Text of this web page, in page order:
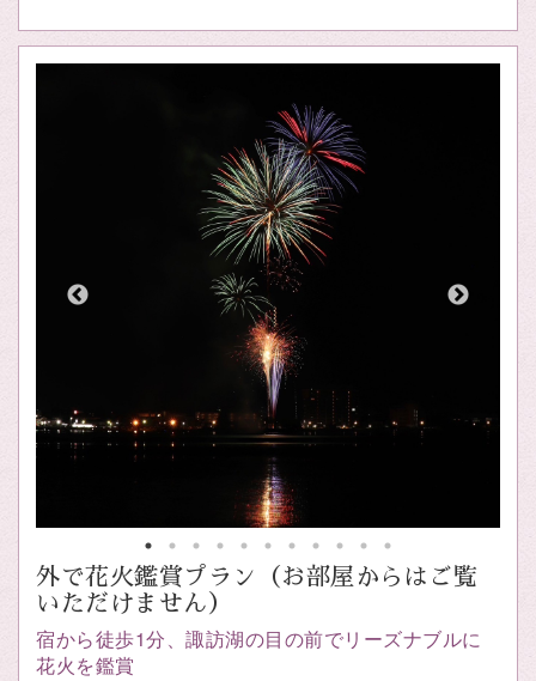
外で花火鑑賞プラン（お部屋からはご覧
いただけません）
宿から徒歩1分、諏訪湖の目の前でリーズナブルに
花火を鑑賞